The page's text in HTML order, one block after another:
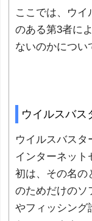
ここでは、ウ
のある第3者に
ないのかについ
ウイルスバス
ウイルスバスタ
インターネット
初は、その名の
のためだけのソ
やフィッシング